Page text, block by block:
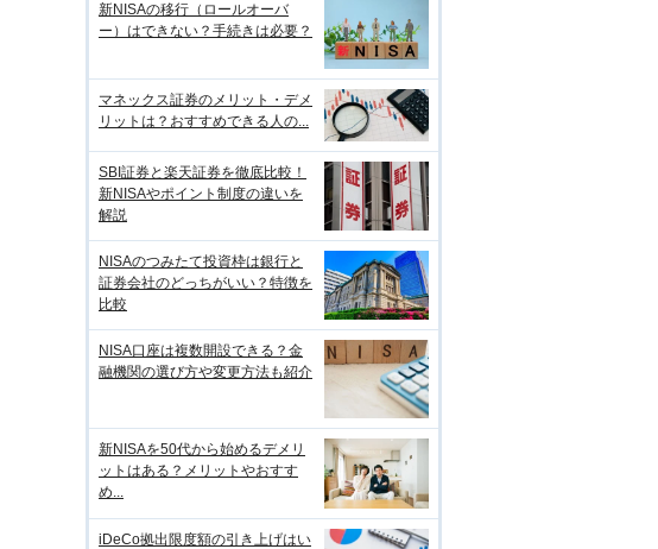
新NISAの移行（ロールオーバ
ー）はできない？手続きは必要？
マネックス証券のメリット・デメ
リットは？おすすめできる人の...
SBI証券と楽天証券を徹底比較！
新NISAやポイント制度の違いを
解説
NISAのつみたて投資枠は銀行と
証券会社のどっちがいい？特徴を
比較
NISA口座は複数開設できる？金
融機関の選び方や変更方法も紹介
新NISAを50代から始めるデメリ
ットはある？メリットやおすす
め...
iDeCo拠出限度額の引き上げはい